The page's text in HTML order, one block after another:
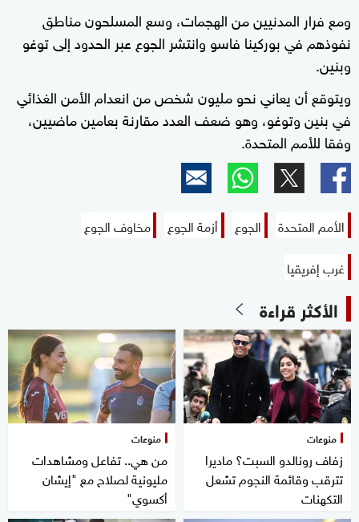
ومع فرار المدنيين من الهجمات، وسع المسلحون مناطق
نفوذهم في بوركينا فاسو وانتشر الجوع عبر الحدود إلى توغو
وبنين.
ويتوقع أن يعاني نحو مليون شخص من انعدام الأمن الغذائي
في بنين وتوغو، وهو ضعف العدد مقارنة بعامين ماضيين،
وفقا للأمم المتحدة.
الأمم المتحدة الجوع أزمة الجوع
مخاوف الجوع
غرب إفريقيا
الأكثر قراءة
منوعات
زفاف رونالدو السبت؟ ماديرا
تترقب وقائمة النجوم تشعل
التكهنات
منوعات
من هي.. تفاعل ومشاهدات
مليونية لصلاح مع "إيشان
أكسوي"